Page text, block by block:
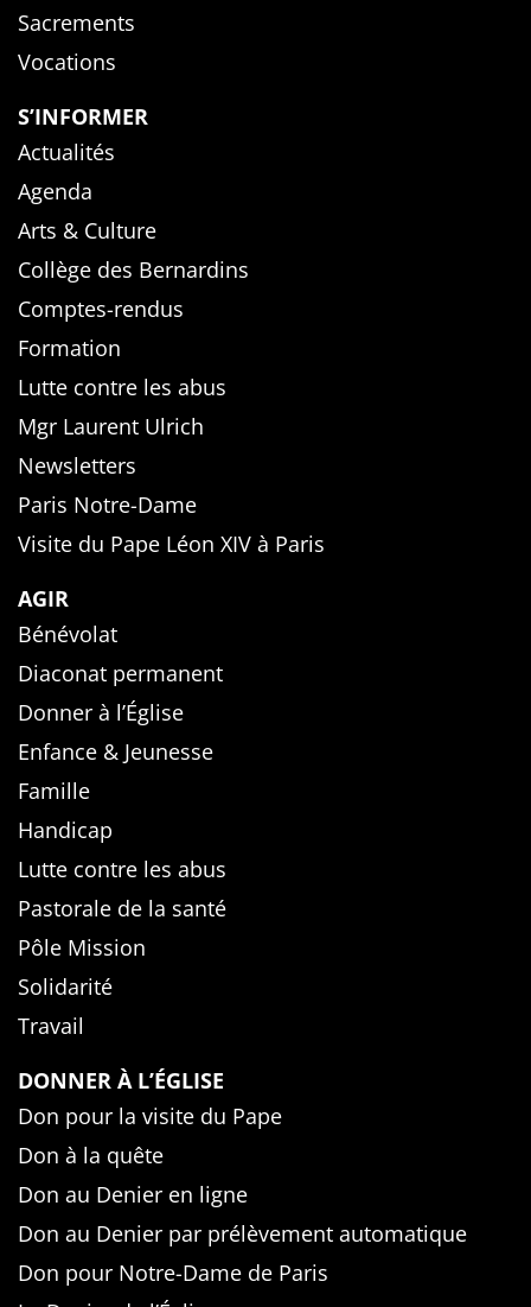
Sacrements
Vocations
S’INFORMER
Actualités
Agenda
Arts & Culture
Collège des Bernardins
Comptes-rendus
Formation
Lutte contre les abus
Mgr Laurent Ulrich
Newsletters
Paris Notre-Dame
Visite du Pape Léon XIV à Paris
AGIR
Bénévolat
Diaconat permanent
Donner à l’Église
Enfance & Jeunesse
Famille
Handicap
Lutte contre les abus
Pastorale de la santé
Pôle Mission
Solidarité
Travail
DONNER À L’ÉGLISE
Don pour la visite du Pape
Don à la quête
Don au Denier en ligne
Don au Denier par prélèvement automatique
Don pour Notre-Dame de Paris